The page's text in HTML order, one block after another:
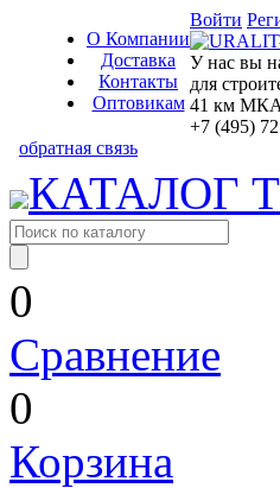
О Компании
Доставка
Контакты
Оптовикам
Войти
У нас вы
для
41 км
+7 (495)
обратная связь
КАТАЛОГ
0
Сравнение
0
Корзина